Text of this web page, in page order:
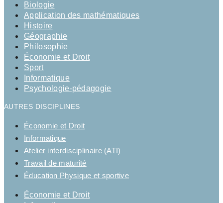
Biologie
Application des mathématiques
Histoire
Géographie
Philosophie
Économie et Droit
Sport
Informatique
Psychologie-pédagogie
AUTRES DISCIPLINES
Économie et Droit
Informatique
Atelier interdisciplinaire (ATI)
Travail de maturité
Éducation Physique et sportive
Économie et Droit